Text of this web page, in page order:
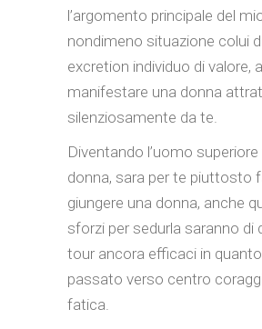
l’argomento principale del
nondimeno situazione colui
excretion individuo di valore,
manifestare una donna
silenziosamente da te.
Diventando l’uomo
donna, sara per te piuttosto
giungere una donna, anche
sforzi per sedurla saranno di
tour ancora efficaci in
passato verso centro
fatica.